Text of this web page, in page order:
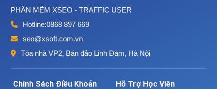
PHẦN MỀM XSEO - TRAFFIC USER
Hotline:0868 897 669
seo@xsoft.com.vn
Tòa nhà VP2, Bán đảo Linh Đàm, Hà Nội
Chính Sách Điều Khoản Hỗ Trợ Học Viên